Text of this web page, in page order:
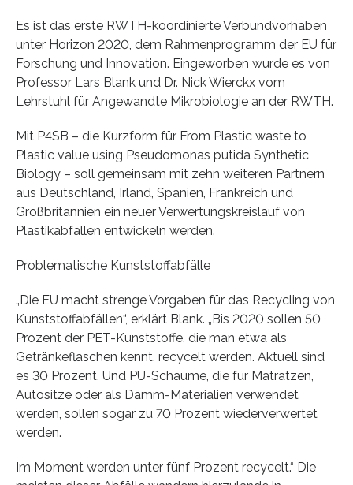
Es ist das erste RWTH-koordinierte Verbundvorhaben
unter Horizon 2020, dem Rahmenprogramm der EU für
Forschung und Innovation. Eingeworben wurde es von
Professor Lars Blank und Dr. Nick Wierckx vom
Lehrstuhl für Angewandte Mikrobiologie an der RWTH.
Mit P4SB – die Kurzform für From Plastic waste to
Plastic value using Pseudomonas putida Synthetic
Biology – soll gemeinsam mit zehn weiteren Partnern
aus Deutschland, Irland, Spanien, Frankreich und
Großbritannien ein neuer Verwertungskreislauf von
Plastikabfällen entwickeln werden.
Problematische Kunststoffabfälle
„Die EU macht strenge Vorgaben für das Recycling von
Kunststoffabfällen“, erklärt Blank. „Bis 2020 sollen 50
Prozent der PET-Kunststoffe, die man etwa als
Getränkeflaschen kennt, recycelt werden. Aktuell sind
es 30 Prozent. Und PU-Schäume, die für Matratzen,
Autositze oder als Dämm-Materialien verwendet
werden, sollen sogar zu 70 Prozent wiederverwertet
werden.
Im Moment werden unter fünf Prozent recycelt.“ Die